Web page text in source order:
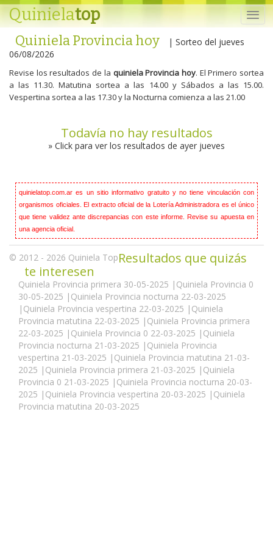
Quinielatop
Quiniela Provincia hoy
| Sorteo del jueves
06/08/2026
Revise los resultados de la quiniela Provincia hoy. El Primero sortea
a las 11.30. Matutina sortea a las 14.00 y Sábados a las 15.00.
Vespertina sortea a las 17.30 y la Nocturna comienza a las 21.00
Todavía no hay resultados
» Click para ver los resultados de ayer jueves
quinielatop.com.ar es un sitio informativo gratuito y no tiene vinculación con
organismos oficiales. El extracto oficial de la Lotería Administradora es el único
que tiene validez ante discrepancias con este informe. Revise su apuesta en
una agencia oficial.
© 2012 - 2026 Quiniela TopResultados que quizás
te interesen
Quiniela Provincia primera 30-05-2025 | Quiniela Provincia 0
30-05-2025 | Quiniela Provincia nocturna 22-03-2025
| Quiniela Provincia vespertina 22-03-2025 | Quiniela
Provincia matutina 22-03-2025 | Quiniela Provincia primera
22-03-2025 | Quiniela Provincia 0 22-03-2025 | Quiniela
Provincia nocturna 21-03-2025 | Quiniela Provincia
vespertina 21-03-2025 | Quiniela Provincia matutina 21-03-
2025 | Quiniela Provincia primera 21-03-2025 | Quiniela
Provincia 0 21-03-2025 | Quiniela Provincia nocturna 20-03-
2025 | Quiniela Provincia vespertina 20-03-2025 | Quiniela
Provincia matutina 20-03-2025